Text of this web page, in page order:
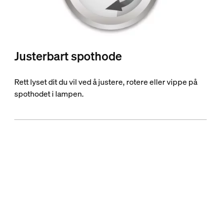
Justerbart spothode
Rett lyset dit du vil ved å justere, rotere eller vippe på
spothodet i lampen.